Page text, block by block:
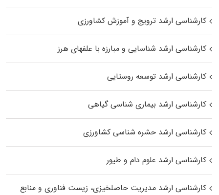
کارشناسی ارشد ترویج و آموزش کشاورزی
کارشناسی ارشد شناسایی و مبارزه با علفهای هرز
کارشناسی ارشد توسعه روستایی
کارشناسی ارشد بیماری‌ شناسی گیاهی
کارشناسی ارشد حشره‌ شناسی کشاورزی
کارشناسی ارشد علوم دام و طیور
کارشناسی ارشد مدیریت حاصلخیزی، زیست فناوری و منابع